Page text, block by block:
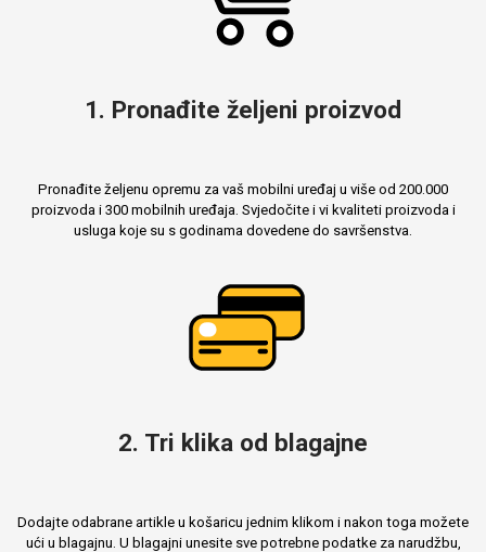
1. Pronađite željeni proizvod
Pronađite željenu opremu za vaš mobilni uređaj u više od 200.000
proizvoda i 300 mobilnih uređaja. Svjedočite i vi kvaliteti proizvoda i
usluga koje su s godinama dovedene do savršenstva.
2. Tri klika od blagajne
Dodajte odabrane artikle u košaricu jednim klikom i nakon toga možete
ući u blagajnu. U blagajni unesite sve potrebne podatke za narudžbu,